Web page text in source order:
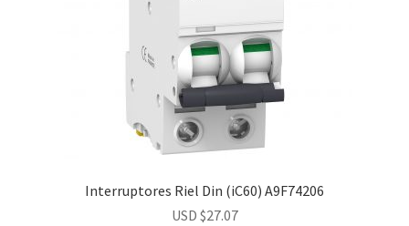
Interruptores Riel Din (iC60) A9F74206
USD $27.07